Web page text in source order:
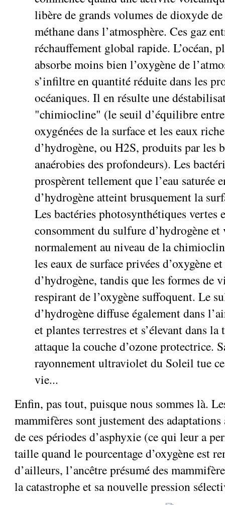
libère de grands volumes de dioxyde
méthane dans l’atmosphère. Ces gaz
réchauffement global rapide. L’océan,
absorbe moins bien l’oxygène de
s’infiltre en quantité réduite dans les
océaniques. Il en résulte une
"chimiocline" (le seuil d’équilibre
oxygénées de la surface et les eaux
d’hydrogène, ou H2S, produits par les
anaérobies des profondeurs). Les
prospèrent tellement que l’eau saturée
d’hydrogène atteint brusquement la
Les bactéries photosynthétiques vertes
consomment du sulfure d’hydrogène
normalement au niveau de la
les eaux de surface privées d’oxygène
d’hydrogène, tandis que les formes de
respirant de l’oxygène suffoquent. Le
d’hydrogène diffuse également dans
et plantes terrestres et s’élevant dans
attaque la couche d’ozone protectrice.
rayonnement ultraviolet du Soleil tue
vie...
Enfin, pas tout, puisque nous sommes là.
mammifères sont justement des adaptations
de ces périodes d’asphyxie (ce qui leur a
taille quand le pourcentage d’oxygène est
d’ailleurs, l’ancêtre présumé des
la catastrophe et sa nouvelle pression